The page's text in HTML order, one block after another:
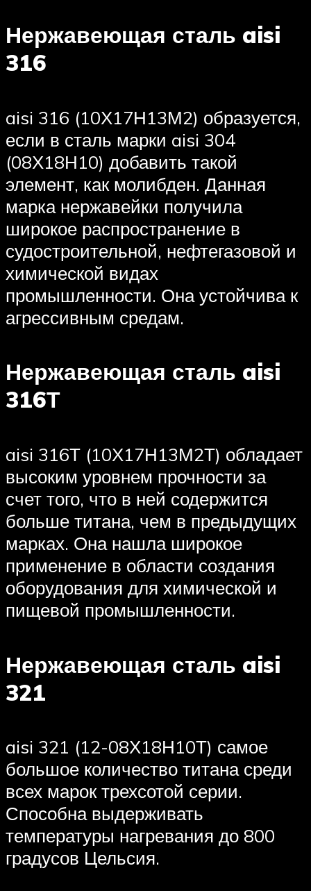
Нержавеющая сталь aisi
316
aisi 316 (10Х17Н13М2) образуется,
если в сталь марки aisi 304
(08Х18Н10) добавить такой
элемент, как молибден. Данная
марка нержавейки получила
широкое распространение в
судостроительной, нефтегазовой и
химической видах
промышленности. Она устойчива к
агрессивным средам.
Нержавеющая сталь aisi
316Т
aisi 316Т (10Х17Н13М2Т) обладает
высоким уровнем прочности за
счет того, что в ней содержится
больше титана, чем в предыдущих
марках. Она нашла широкое
применение в области создания
оборудования для химической и
пищевой промышленности.
Нержавеющая сталь aisi
321
aisi 321 (12-08Х18Н10Т) самое
большое количество титана среди
всех марок трехсотой серии.
Способна выдерживать
температуры нагревания до 800
градусов Цельсия.